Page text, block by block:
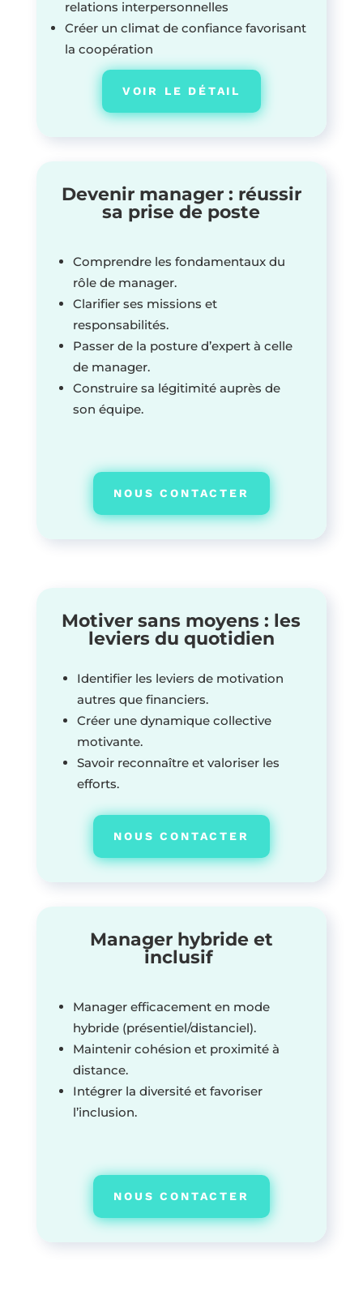
relations interpersonnelles
Créer un climat de confiance favorisant
la coopération
VOIR LE DÉTAIL
Devenir manager : réussir
sa prise de poste
Comprendre les fondamentaux du
rôle de manager.
Clarifier ses missions et
responsabilités.
Passer de la posture d’expert à celle
de manager.
Construire sa légitimité auprès de
son équipe.
NOUS CONTACTER
Motiver sans moyens : les
leviers du quotidien
Identifier les leviers de motivation
autres que financiers.
Créer une dynamique collective
motivante.
Savoir reconnaître et valoriser les
efforts.
NOUS CONTACTER
Manager hybride et
inclusif
Manager efficacement en mode
hybride (présentiel/distanciel).
Maintenir cohésion et proximité à
distance.
Intégrer la diversité et favoriser
l’inclusion.
NOUS CONTACTER